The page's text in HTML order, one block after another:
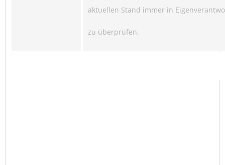
aktuellen Stand immer in
zu überprüfen.